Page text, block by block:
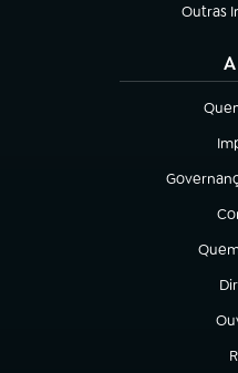
Outras
(abre
(abre em
(abre